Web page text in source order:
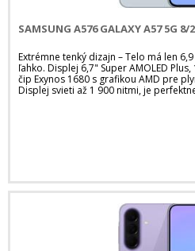
SAMSUNG A576 GALAXY A57 5G
Extrémne tenký dizajn – Telo má len
ľahko. Displej 6,7" Super AMOLED
čip Exynos 1680 s grafikou AMD pre
Displej svieti až 1 900 nitmi, je